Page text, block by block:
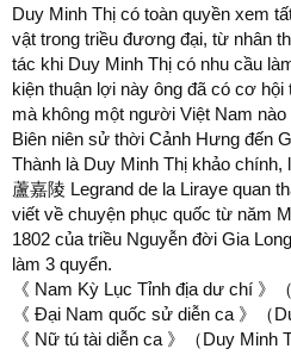
Duy Minh Thị có toàn quyền xem
vật trong triều đương đại, từ nhân
tác khi Duy Minh Thị có nhu cầu
kiện thuận lợi này ông đã có cơ
mà không một người Việt Nam nào
Biên niên sử thời Cảnh Hưng đến
Thành là Duy Minh Thị khảo
蘆嘉陵 Legrand de la Liraye quan
viết về chuyện phục quốc từ năm
1802 của triều Nguyễn đời Gia
làm 3 quyển.
《 Nam Kỳ Lục Tỉnh địa dư chí 》
《 Đại Nam quốc sử diễn ca 》（
《 Nữ tú tài diễn ca 》（Duy Minh